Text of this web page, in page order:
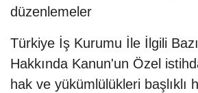
düzenlemeler
Türkiye İş Kurumu İle İlgili
Hakkında Kanun'un Özel
hak ve yükümlülükleri başlıklı